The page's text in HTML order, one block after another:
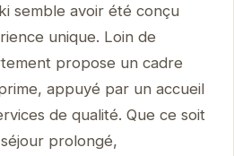
semble avoir été conçu
unique. Loin de
propose un cadre
appuyé par un accueil
de qualité. Que ce soit
prolongé,